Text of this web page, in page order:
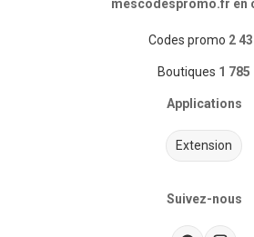
mescodespromo.fr en
Codes promo 2
Boutiques 1 785
Applications
Extension
Suivez-nous